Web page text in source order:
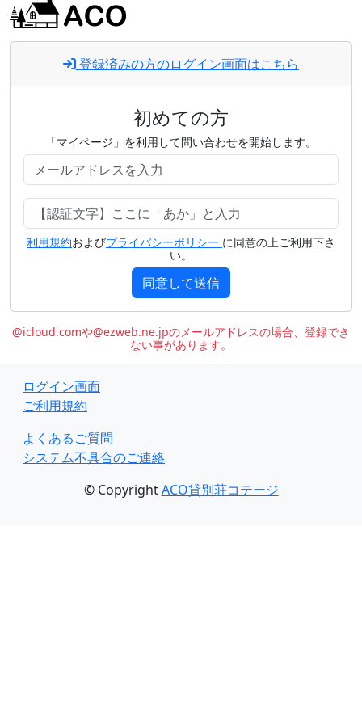
登録済みの方のログイン画面はこちら
初めての方
「マイページ」を利用して問い合わせを開始します。
利用規約およびプライバシーポリシー に同意の上ご利用下さ
い。
同意して送信
@icloud.comや@ezweb.ne.jpのメールアドレスの場合、登録でき
ない事があります。
ログイン画面
ご利用規約
よくあるご質問
システム不具合のご連絡
© CopyrightACO貸別荘コテージ